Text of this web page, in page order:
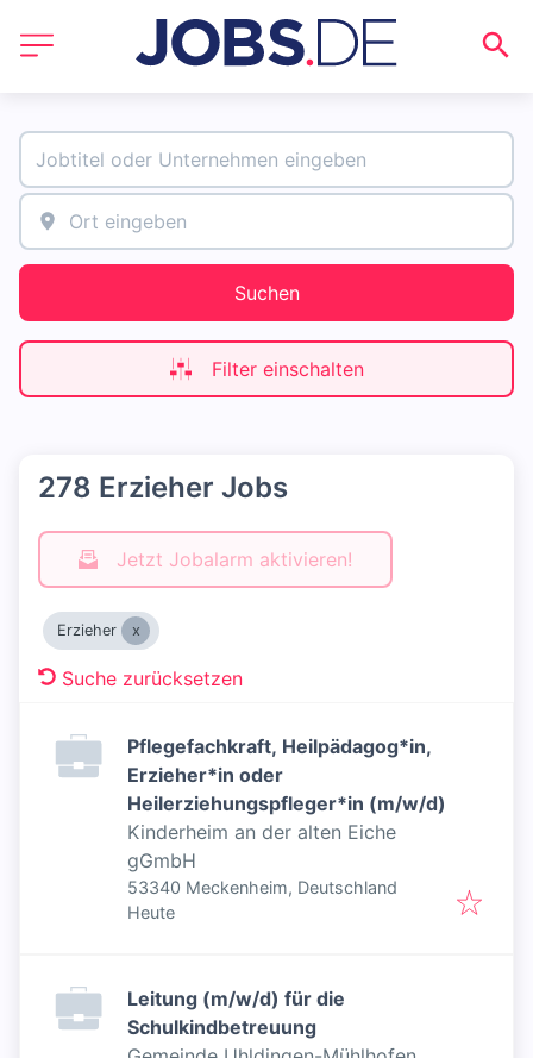
Suchen
Filter einschalten
278 Erzieher Jobs
Jetzt Jobalarm aktivieren!
Erzieher
Suche zurücksetzen
Pflegefachkraft, Heilpädagog*in,
Erzieher*in oder
Heilerziehungspfleger*in (m/w/d)
Kinderheim an der alten Eiche
gGmbH
53340 Meckenheim, Deutschland
Veröffentlicht
Heute
Leitung (m/w/d) für die
Schulkindbetreuung